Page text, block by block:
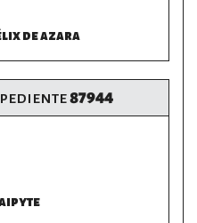
de azara
87944